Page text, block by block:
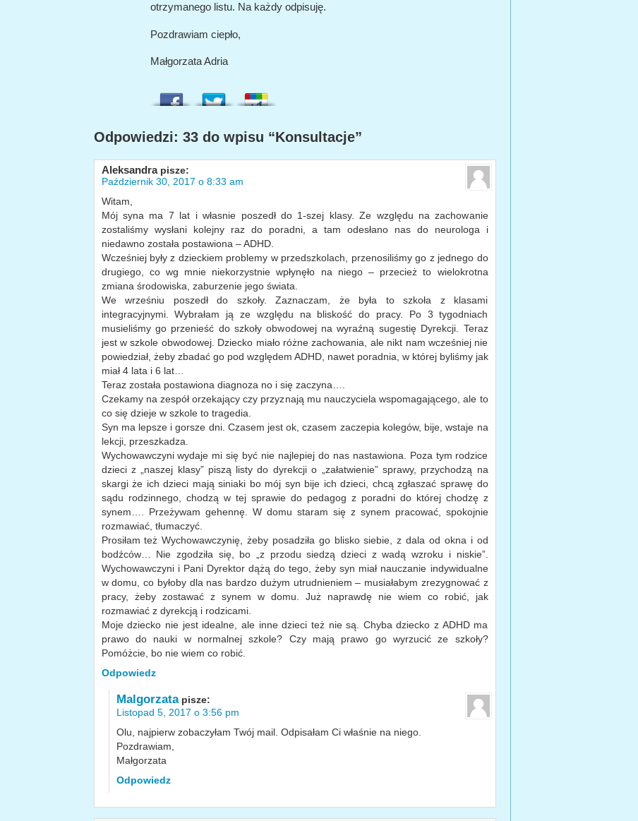
otrzymanego listu. Na każdy odpisuję.
Pozdrawiam ciepło,
Małgorzata Adria
Odpowiedzi: 33 do wpisu “Konsultacje”
Aleksandra pisze:
Październik 30, 2017 o 8:33 am
Witam,
Mój syna ma 7 lat i własnie poszedł do 1-szej klasy. Ze względu na zachowanie
zostaliśmy wysłani kolejny raz do poradni, a tam odesłano nas do neurologa i
niedawno została postawiona – ADHD.
Wcześniej były z dzieckiem problemy w przedszkolach, przenosiliśmy go z jednego do
drugiego, co wg mnie niekorzystnie wpłynęło na niego – przecież to wielokrotna
zmiana środowiska, zaburzenie jego świata.
We wrześniu poszedł do szkoły. Zaznaczam, że była to szkoła z klasami
integracyjnymi. Wybrałam ją ze względu na bliskość do pracy. Po 3 tygodniach
musieliśmy go przenieść do szkoły obwodowej na wyraźną sugestię Dyrekcji. Teraz
jest w szkole obwodowej. Dziecko miało różne zachowania, ale nikt nam wcześniej nie
powiedział, żeby zbadać go pod względem ADHD, nawet poradnia, w której byliśmy jak
miał 4 lata i 6 lat…
Teraz została postawiona diagnoza no i się zaczyna….
Czekamy na zespół orzekający czy przyznają mu nauczyciela wspomagającego, ale to
co się dzieje w szkole to tragedia.
Syn ma lepsze i gorsze dni. Czasem jest ok, czasem zaczepia kolegów, bije, wstaje na
lekcji, przeszkadza.
Wychowawczyni wydaje mi się być nie najlepiej do nas nastawiona. Poza tym rodzice
dzieci z „naszej klasy” piszą listy do dyrekcji o „załatwienie” sprawy, przychodzą na
skargi że ich dzieci mają siniaki bo mój syn bije ich dzieci, chcą zgłaszać sprawę do
sądu rodzinnego, chodzą w tej sprawie do pedagog z poradni do której chodzę z
synem…. Przeżywam gehennę. W domu staram się z synem pracować, spokojnie
rozmawiać, tłumaczyć.
Prosiłam też Wychowawczynię, żeby posadziła go blisko siebie, z dala od okna i od
bodźców… Nie zgodziła się, bo „z przodu siedzą dzieci z wadą wzroku i niskie”.
Wychowawczyni i Pani Dyrektor dążą do tego, żeby syn miał nauczanie indywidualne
w domu, co byłoby dla nas bardzo dużym utrudnieniem – musiałabym zrezygnować z
pracy, żeby zostawać z synem w domu. Już naprawdę nie wiem co robić, jak
rozmawiać z dyrekcją i rodzicami.
Moje dziecko nie jest idealne, ale inne dzieci też nie są. Chyba dziecko z ADHD ma
prawo do nauki w normalnej szkole? Czy mają prawo go wyrzucić ze szkoły?
Pomóżcie, bo nie wiem co robić.
Odpowiedz
Malgorzata pisze:
Listopad 5, 2017 o 3:56 pm
Olu, najpierw zobaczyłam Twój mail. Odpisałam Ci właśnie na niego.
Pozdrawiam,
Małgorzata
Odpowiedz